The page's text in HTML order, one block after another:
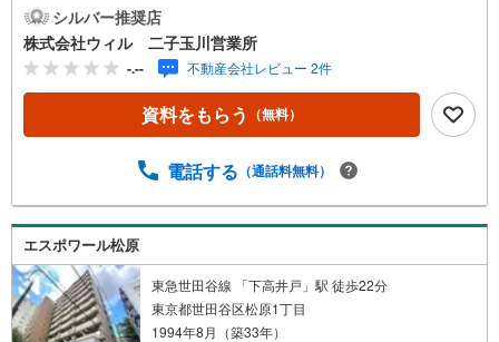
有効的に使えます！◆洋室と玄関にそれぞれ収納が用意さ
れ、私服や靴をきれいに整理できます◆いつでも温かいお
湯に浸かれる追焚機能付きで、仕事の疲れをゆっくり癒や
せます！◆天候に左右されず洗濯物を乾かせる浴室乾燥機
があり、外出時や梅雨の時期も重宝します！◆独立洗面台
と脱衣所を完備したバス・トイレ別設計で、入浴後の身支
屋！【営業時間 10:00～19:00】上記時間はお電話が繋がり
を見学される場合は「室内・現地を見学する（無料）」ボ
タンよりご希望の日時をご記入いただけますとスムーズに
ご案内が可能です。【ウィル不動産販売はここが強み】
（1）住宅ローンに精通しており、社内にローン専門部署が
あります！（2）施工実績多数のリフォーム部門も社内にあ
ります！（3）定休日なし！
シルバー推奨店
株式会社ウィル 二子玉川営業所
-.-- 不動産会社レビュー 2件
資料をもらう （無料）
電話する （通話料無料）
エスポワール松原
東急世田谷線 「下高井戸」駅 徒歩22分
東京都世田谷区松原1丁目
1994年8月（築33年）